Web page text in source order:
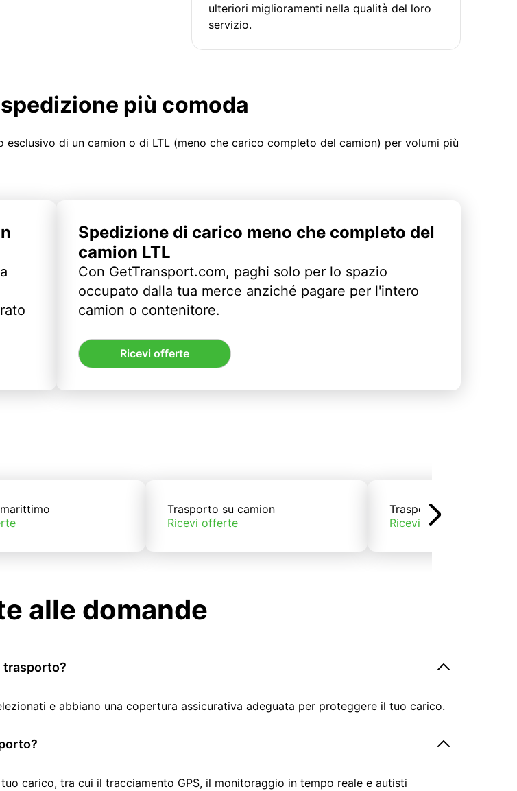
ulteriori miglioramenti nella qualità del loro
servizio.
più comoda
di un camion o di LTL (meno che carico completo del camion) per volumi più
Spedizione di carico meno che completo del
camion LTL
Con GetTransport.com, paghi solo per lo spazio
occupato dalla tua merce anziché pagare per l'intero
camion o contenitore.
Ricevi offerte
Trasporto su camion
Ricevi offerte
Trasporto su treno
Ricevi offerte
alle domande
trasporto?
e abbiano una copertura assicurativa adeguata per proteggere il tuo carico.
carico, tra cui il tracciamento GPS, il monitoraggio in tempo reale e autisti